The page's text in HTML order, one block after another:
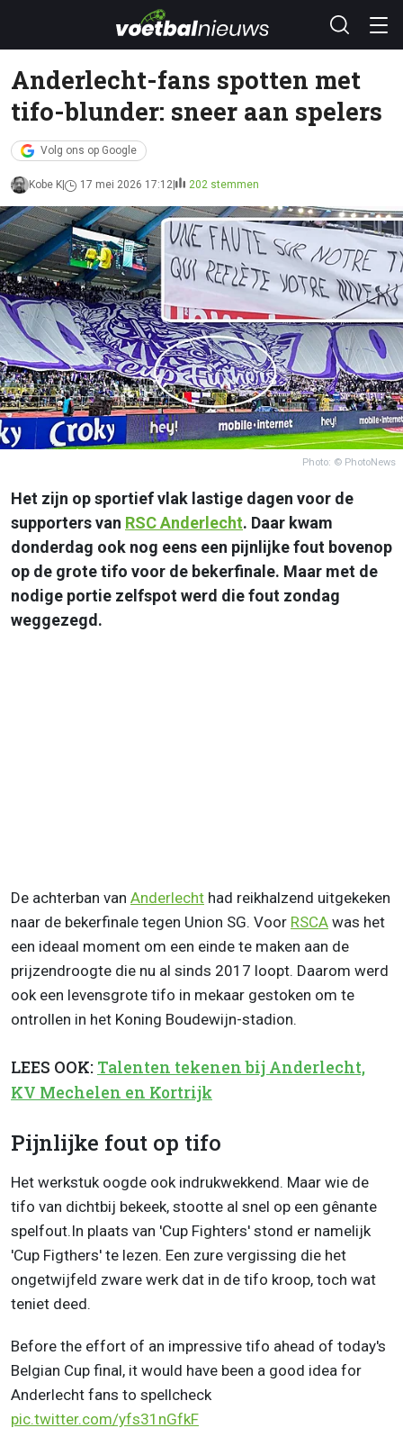
Anderlecht-fans spotten met
tifo-blunder: sneer aan spelers
Volg ons op Google
Kobe K 17 mei 2026 17:12 202 stemmen
Photo: © PhotoNews
Het zijn op sportief vlak lastige dagen voor de
supporters van RSCAnderlecht. Daar kwam
donderdag ook nog eens een pijnlijke fout bovenop
op de grote tifo voor de bekerfinale. Maar met de
nodige portie zelfspot werd die fout zondag
weggezegd.
De achterban van Anderlecht had reikhalzend uitgekeken
naar de bekerfinale tegen Union SG. Voor RSCA was het
een ideaal moment om een einde te maken aan de
prijzendroogte die nu al sinds 2017 loopt. Daarom werd
ook een levensgrote tifo in mekaar gestoken om te
ontrollen in het Koning Boudewijn-stadion.
LEES OOK: Talenten tekenen bij Anderlecht,
KV Mechelen en Kortrijk
Pijnlijke fout op tifo
Het werkstuk oogde ook indrukwekkend. Maar wie de
tifo van dichtbij bekeek, stootte al snel op een gênante
spelfout.In plaats van 'Cup Fighters' stond er namelijk
'Cup Figthers' te lezen. Een zure vergissing die het
ongetwijfeld zware werk dat in de tifo kroop, toch wat
teniet deed.
Before the effort of an impressive tifo ahead of today's
Belgian Cup final, it would have been a good idea for
Anderlecht fans to spellcheck
pic.twitter.com/yfs31nGfkF